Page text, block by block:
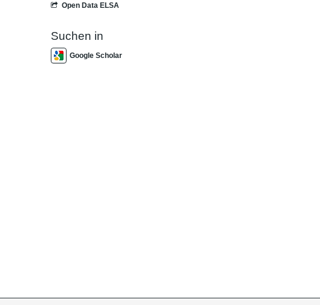
Open Data ELSA
Suchen in
Google Scholar